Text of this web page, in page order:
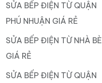
SỬA BẾP ĐIỆN TỪ QUẬN
PHÚ NHUẬN GIÁ RẺ
SỬA BẾP ĐIỆN TỪ NHÀ BÈ
GIÁ RẺ
SỬA BẾP ĐIỆN TỪ QUẬN